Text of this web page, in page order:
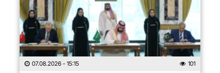
07.08.2026 - 15:15 101